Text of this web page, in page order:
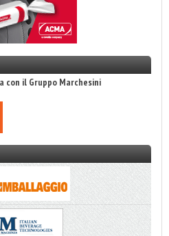
con il Gruppo Marchesini